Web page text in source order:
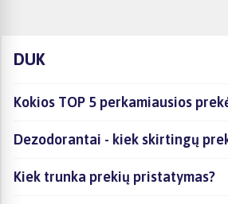
DUK
Kokios TOP 5 perkamiausios
Dezodorantai - kiek skirtingų
Kiek trunka prekių pristatymas?